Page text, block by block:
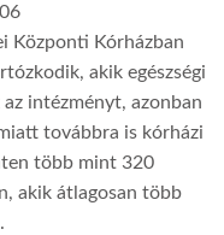
Központi Kórházban
akik egészségi
intézményt, azonban
továbbra is kórházi
több mint 320
akik átlagosan több